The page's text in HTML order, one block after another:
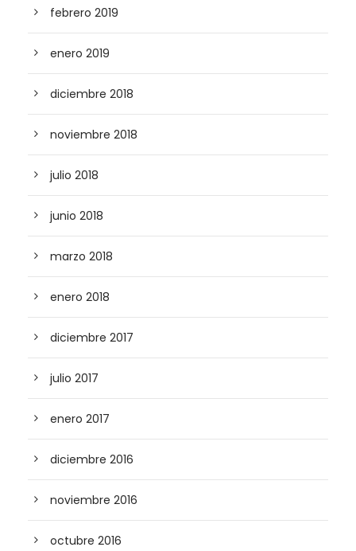
febrero 2019
enero 2019
diciembre 2018
noviembre 2018
julio 2018
junio 2018
marzo 2018
enero 2018
diciembre 2017
julio 2017
enero 2017
diciembre 2016
noviembre 2016
octubre 2016